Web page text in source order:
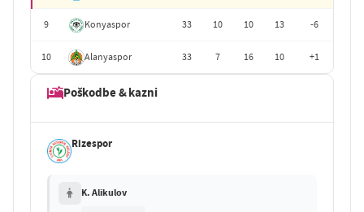
9 Konyaspor 33 10 10 13 -6
10 Alanyaspor 33 7 16 10 +1
Poškodbe & kazni
Rizespor
K. Alikulov